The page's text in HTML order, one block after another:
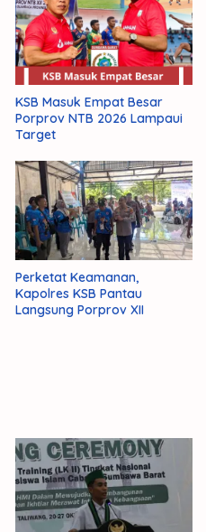
KSB Masuk Empat Besar
Porprov NTB 2026 Lampaui
Target
Perketat Keamanan,
Kapolres KSB Pantau
Langsung Porprov XII